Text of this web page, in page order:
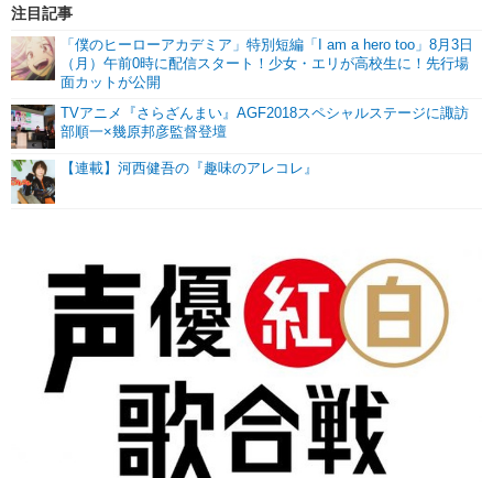
注目記事
「僕のヒーローアカデミア」特別短編「I am a hero too」8月3日
（月）午前0時に配信スタート！少女・エリが高校生に！先行場
面カットが公開
TVアニメ『さらざんまい』AGF2018スペシャルステージに諏訪
部順一×幾原邦彦監督登壇
【連載】河西健吾の『趣味のアレコレ』